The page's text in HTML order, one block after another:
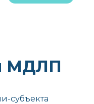
МДЛП
субъекта